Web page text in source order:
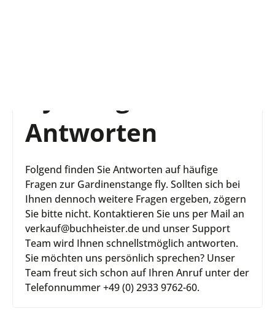
Antworten
Folgend finden Sie Antworten auf häufige
Fragen zur Gardinenstange fly. Sollten sich bei
Ihnen dennoch weitere Fragen ergeben, zögern
Sie bitte nicht. Kontaktieren Sie uns per Mail an
verkauf@buchheister.de und unser Support
Team wird Ihnen schnellstmöglich antworten.
Sie möchten uns persönlich sprechen? Unser
Team freut sich schon auf Ihren Anruf unter der
Telefonnummer +49 (0) 2933 9762-60.